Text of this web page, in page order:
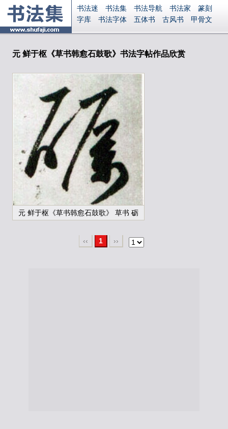
书法迷 书法集 书法导航 书法家
篆刻
字库
书法字体 五体书 古风书
甲骨文
集字
字形 大字 篆刻之家 字源
起名
识字 英语 印章
字体下载
免费字体
Ai矢量
P图宝
安全网站
显广告
元 鲜于枢《草书韩愈石鼓歌》书法字帖作品欣赏
元 鲜于枢《草书韩愈石鼓歌》 草书 砺
‹‹ 1 ››